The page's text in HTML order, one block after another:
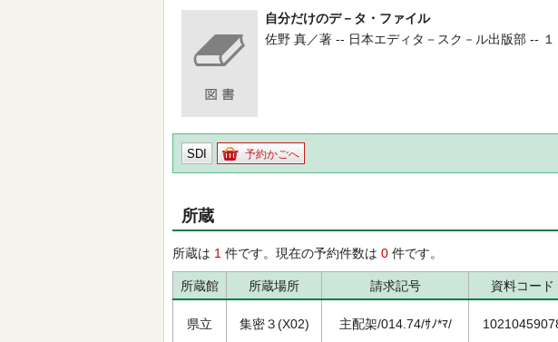
自分だけのデ－タ・ファイル
佐野 真／著 -- 日本エディタ－スク－ル出版部 --
SDI 予約かごへ
所蔵
所蔵は 1 件です。現在の予約件数は 0 件です。
所蔵館 所蔵場所 請求記号 資料コード
県立 集密３(X02) 主配架/014.74/ｻﾉ*ﾏ/